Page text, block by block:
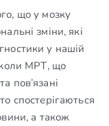
що у мозку
зміни, які
у нашій
МРТ, що
пов’язані
спостерігаються
а також